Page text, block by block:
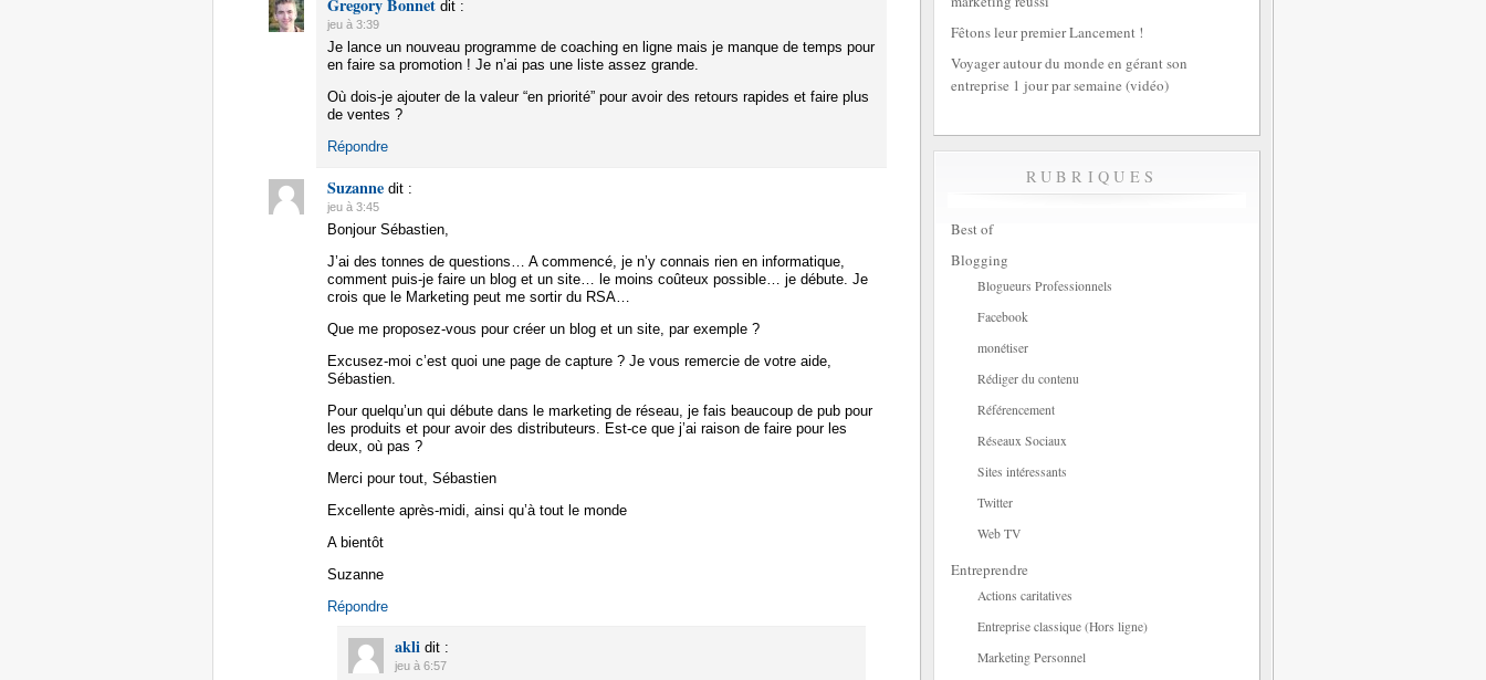
Gregory Bonnet dit :
jeu à 3:39
Je lance un nouveau programme de coaching en ligne mais je manque de temps pour
en faire sa promotion ! Je n’ai pas une liste assez grande.
Où dois-je ajouter de la valeur “en priorité” pour avoir des retours rapides et faire plus
de ventes ?
Répondre
Suzanne dit :
jeu à 3:45
Bonjour Sébastien,
J’ai des tonnes de questions… A commencé, je n’y connais rien en informatique,
comment puis-je faire un blog et un site… le moins coûteux possible… je débute. Je
crois que le Marketing peut me sortir du RSA…
Que me proposez-vous pour créer un blog et un site, par exemple ?
Excusez-moi c’est quoi une page de capture ? Je vous remercie de votre aide,
Sébastien.
Pour quelqu’un qui débute dans le marketing de réseau, je fais beaucoup de pub pour
les produits et pour avoir des distributeurs. Est-ce que j’ai raison de faire pour les
deux, où pas ?
Merci pour tout, Sébastien
Excellente après-midi, ainsi qu’à tout le monde
A bientôt
Suzanne
Répondre
akli dit :
jeu à 6:57
Fêtons leur premier Lancement !
Voyager autour du monde en gérant son
entreprise 1 jour par semaine (vidéo)
RUBRIQUES
Best of
Blogging
Blogueurs Professionnels
Facebook
monétiser
Rédiger du contenu
Référencement
Réseaux Sociaux
Sites intéressants
Twitter
Web TV
Entreprendre
Actions caritatives
Entreprise classique (Hors ligne)
Marketing Personnel